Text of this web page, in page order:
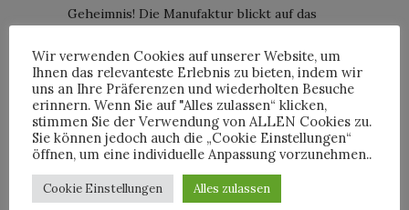
Geheimnis! Die Manufaktur blickt auf das
zurück und jeder von uns hat so seine
eigenen Lieblinge bei den Duftkerzen.
Zurzeit kann ich nicht genug bekommen von
Odalisque, im Winter sind aber Roi Soleil
oder Solis Rex meine Favoriten – nicht nur
weil Letzterer nach dem Spiegelsaal von
Versailles riecht. Die Düfte sind im
Wir verwenden Cookies auf unserer Website, um
Ihnen das relevanteste Erlebnis zu bieten, indem wir
uns an Ihre Präferenzen und wiederholten Besuche
erinnern. Wenn Sie auf "Alles zulassen“ klicken,
stimmen Sie der Verwendung von ALLEN Cookies zu.
Sie können jedoch auch die „Cookie Einstellungen“
öffnen, um eine individuelle Anpassung vorzunehmen..
Cookie Einstellungen Alles zulassen